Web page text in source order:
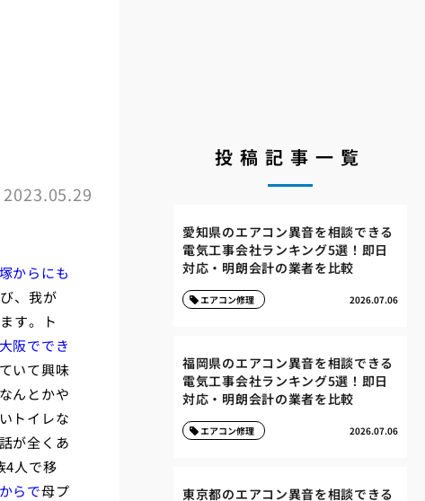
2023.05.29
からにも
、我が
す。ト
阪ででき
いて興味
んとかや
トイレな
が全くあ
4人で移
らで母プ
投稿記事一覧
愛知県のエアコン異音を相談できる
電気工事会社ランキング5選！即日
対応・明朗会計の業者を比較
2026.07.06
エアコン修理
福岡県のエアコン異音を相談できる
電気工事会社ランキング5選！即日
対応・明朗会計の業者を比較
2026.07.06
エアコン修理
東京都のエアコン異音を相談できる